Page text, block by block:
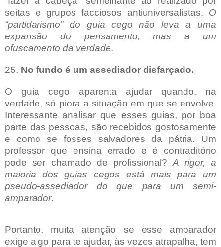
seitas e grupos facciosos antiuniversalistas. O
“partidarismo” do guia cego não leva a uma
expansão do pensamento, mas a um
ofuscamento da verdade.
25. No fundo é um assediador disfarçado.
O guia cego aparenta ajudar quando, na
verdade, só piora a situação em que se envolve.
Interessante analisar que esses guias, por boa
parte das pessoas, são recebidos gostosamente
e como se fosses salvadores da pátria. Um
professor que ensina errado e é contraditório
pode ser chamado de profissional?A rigor, a
maioria dos guias cegos está mais para um
pseudo-assediador do que para um semi-
amparador.
Portanto, muita atenção se esse amparador
exige algo para te ajudar, às vezes atrapalha, tem